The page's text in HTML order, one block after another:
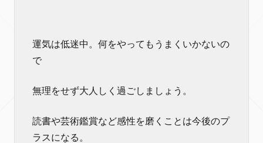
運気は低迷中。何をやってもうまくいかないの
で
無理をせず大人しく過ごしましょう。
読書や芸術鑑賞など感性を磨くことは今後のプ
ラスになる。